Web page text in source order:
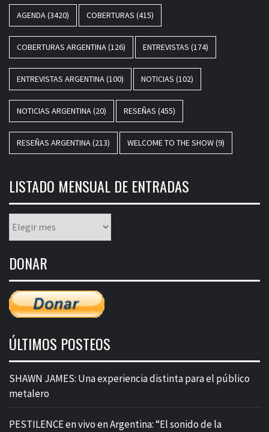
AGENDA(3420) COBERTURAS (415)
COBERTURAS ARGENTINA(126) ENTREVISTAS (174)
ENTREVISTAS ARGENTINA(100) NOTICIAS (102)
NOTICIAS ARGENTINA(20) RESEÑAS (455)
RESEÑAS ARGENTINA(213) WELCOME TO THE SHOW(9)
LISTADO MENSUAL DE ENTRADAS
mensual
entradas
DONAR
ÚLTIMOS POSTEOS
SHAWN JAMES: Una experiencia distinta para el público
metalero
PESTILENCE en vivo en Argentina: “El sonido de la